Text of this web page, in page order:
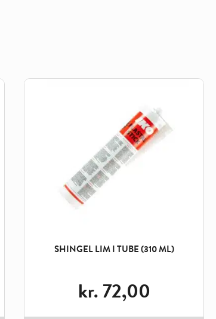
SHINGEL LIM I TUBE (310 ML)
kr.72,00